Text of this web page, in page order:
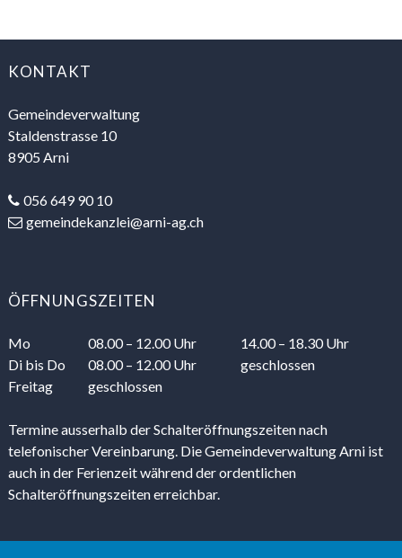
KONTAKT
Gemeindeverwaltung
Staldenstrasse 10
8905 Arni
056 649 90 10
gemeindekanzlei@arni-ag.ch
ÖFFNUNGSZEITEN
Mo 08.00 – 12.00 Uhr
14.00 – 18.30 Uhr
Dibis Do 08.00 – 12.00 Uhr
geschlossen
Freitag
geschlossen
Termine ausserhalb der Schalteröffnungszeiten nach
telefonischer Vereinbarung. Die Gemeindeverwaltung Arni ist
auch in der Ferienzeit während der ordentlichen
Schalteröffnungszeiten erreichbar.